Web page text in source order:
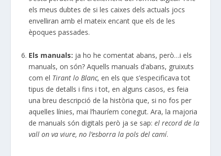
els meus dubtes de si les caixes dels actuals jocs
envelliran amb el mateix encant que els de les
èpoques passades.
Els manuals: ja ho he comentat abans, però…i els
manuals, on són? Aquells manuals d’abans, gruixuts
com el Tirant lo Blanc, en els que s’especificava tot
tipus de detalls i fins i tot, en alguns casos, es feia
una breu descripció de la història que, si no fos per
aquelles línies, mai l’hauríem conegut. Ara, la majoria
de manuals són digitals però ja se sap:el record de la
vall on va viure, no l’esborra la pols del camí.